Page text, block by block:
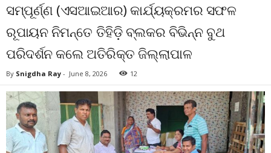
ସମ୍ପୂର୍ଣ୍ଣ (ଏସଆଇଆର) କାର୍ଯ୍ୟକ୍ରମର ସଫଳ
ରୂପାୟନ ନିମନ୍ତେ ତିହିଡ଼ି ବ୍ଲକର ବିଭିନ୍ନ ବୁଥ
ପରିଦର୍ଶନ କଲେ ଅତିରିକ୍ତ ଜିଲ୍ଲାପାଳ
By Snigdha Ray - June 8, 2026 12